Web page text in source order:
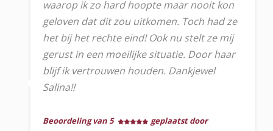
waarop ik zo hard hoopte maar nooit kon
geloven dat dit zou uitkomen. Toch had ze
het bij het rechte eind! Ook nu stelt ze mij
gerust in een moeilijke situatie. Door haar
blijf ik vertrouwen houden. Dankjewel
Salina!!
Beoordeling van 5
geplaatst door